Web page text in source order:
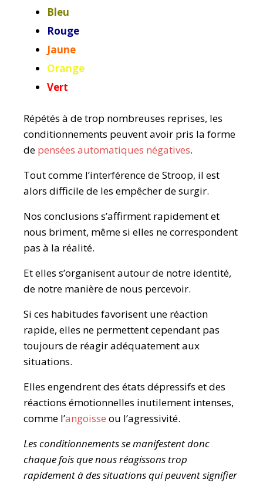
Bleu
Rouge
Jaune
Orange
Vert
Répétés à de trop nombreuses reprises, les
conditionnements peuvent avoir pris la forme
de pensées automatiques négatives.
Tout comme l’interférence de Stroop, il est
alors difficile de les empêcher de surgir.
Nos conclusions s’affirment rapidement et
nous briment, même si elles ne correspondent
pas à la réalité.
Et elles s’organisent autour de notre identité,
de notre manière de nous percevoir.
Si ces habitudes favorisent une réaction
rapide, elles ne permettent cependant pas
toujours de réagir adéquatement aux
situations.
Elles engendrent des états dépressifs et des
réactions émotionnelles inutilement intenses,
comme l’angoisse ou l’agressivité.
Les conditionnements se manifestent donc
chaque fois que nous réagissons trop
rapidement à des situations qui peuvent signifier